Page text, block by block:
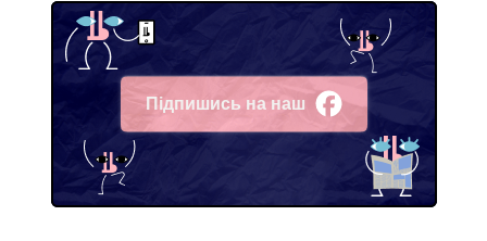
Підпишись на наш
Facebook